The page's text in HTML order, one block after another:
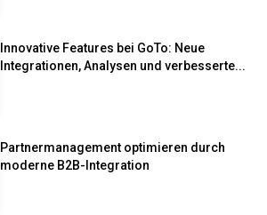
Innovative Features bei GoTo: Neue
Integrationen, Analysen und verbesserte...
Partnermanagement optimieren durch
moderne B2B-Integration